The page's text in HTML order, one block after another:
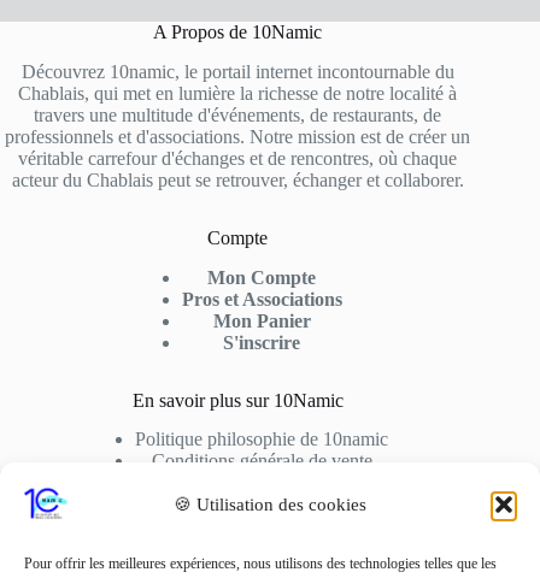
🍪 Utilisation des cookies
Pour offrir les meilleures expériences, nous utilisons des technologies telles que les
A Propos de 10Namic
Découvrez 10namic, le portail internet incontournable du
Chablais, qui met en lumière la richesse de notre localité à
travers une multitude d'événements, de restaurants, de
professionnels et d'associations. Notre mission est de créer un
véritable carrefour d'échanges et de rencontres, où chaque
acteur du Chablais peut se retrouver, échanger et collaborer.
Compte
Mon Compte
Pros et Associations
Mon Panier
S'inscrire
En savoir plus sur 10Namic
Politique philosophie de 10namic
Conditions générale de vente
Cookies
Nous Contactez